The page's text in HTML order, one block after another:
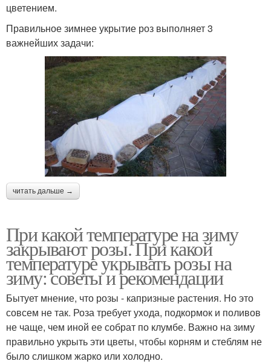
цветением.
Правильное зимнее укрытие роз выполняет 3
важнейших задачи:
читать дальше →
При какой температуре на зиму
закрывают розы. При какой
температуре укрывать розы на
зиму: советы и рекомендации
Бытует мнение, что розы - капризные растения. Но это
совсем не так. Роза требует ухода, подкормок и поливов
не чаще, чем иной ее собрат по клумбе. Важно на зиму
правильно укрыть эти цветы, чтобы корням и стеблям не
было слишком жарко или холодно.